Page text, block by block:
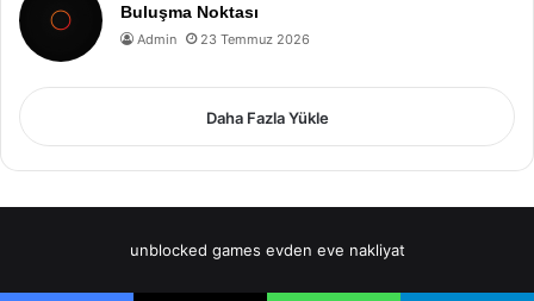
Buluşma Noktası
Admin 23 Temmuz 2026
Daha Fazla Yükle
unblocked games evden eve nakliyat